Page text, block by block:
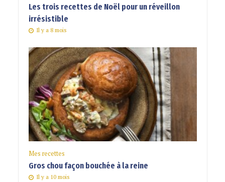
Les trois recettes de Noël pour un réveillon
irrésistible
Il y a 8 mois
Mes recettes
Gros chou façon bouchée à la reine
Il y a 10 mois